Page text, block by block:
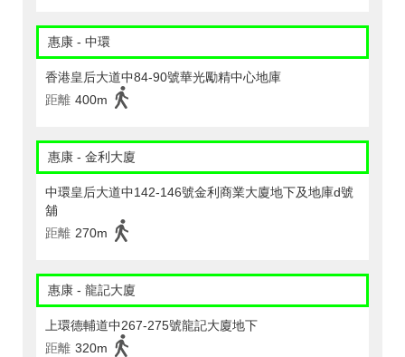
惠康 - 中環
香港皇后大道中84-90號華光勵精中心地庫
距離 400m
惠康 - 金利大廈
中環皇后大道中142-146號金利商業大廈地下及地庫d號
舖
距離 270m
惠康 - 龍記大廈
上環德輔道中267-275號龍記大廈地下
距離 320m